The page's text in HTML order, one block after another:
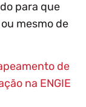
para que
mesmo de
de
na ENGIE